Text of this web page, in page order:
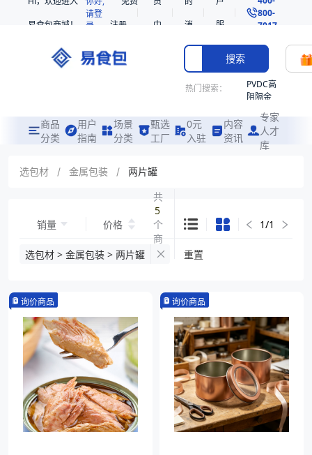
易食包商城！
请登
录
注册
中
消
息
服
务
800-
7017
搜索
热门搜索：
PVDC高
阻隔金
共挤热
收缩袋
221360
袋
拉伸膜
商品
分类
用户
指南
场景
分类
甄选
工厂
0元
入驻
内容
资讯
专家
人才
库
选包材 / 金属包装 / 两片罐
销量 价格
共
5
个
商
品
1/1
选包材 > 金属包装 > 两片罐 重置
询价商品 询价商品